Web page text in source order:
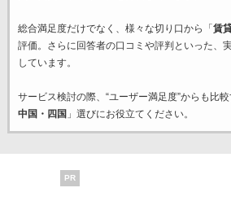
総合満足度だけでなく、様々な切り口から「 賃
評価。さらに回答者の口コミや評判といった、
しています。
サービス検討の際、“ユーザー満足度”からも比較
中国・四国 」選びにお役立てください。
PR